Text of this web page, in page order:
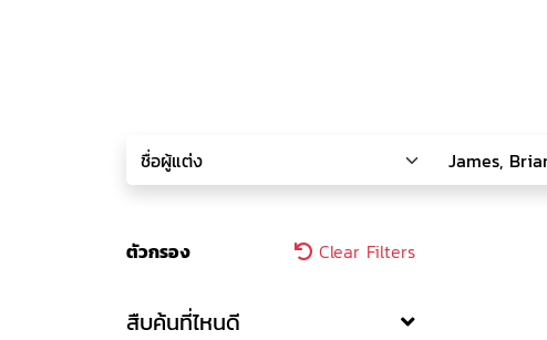
ตัวกรอง Clear Filters
สืบค้นที่ไหนดี